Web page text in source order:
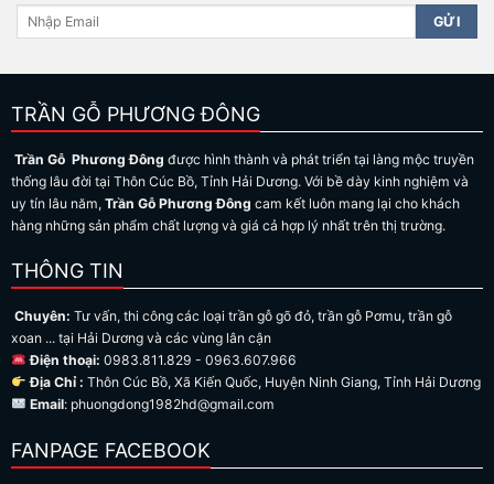
TRẦN GỖ PHƯƠNG ĐÔNG
Trần Gỗ Phương Đông được hình thành và phát triển tại làng mộc truyền
thống lâu đời tại Thôn Cúc Bồ, Tỉnh Hải Dương. Với bề dày kinh nghiệm và
uy tín lâu năm, Trần Gỗ Phương Đông cam kết luôn mang lại cho khách
hàng những sản phẩm chất lượng và giá cả hợp lý nhất trên thị trường.
THÔNG TIN
Chuyên: Tư vấn, thi công các loại trần gỗ gõ đỏ, trần gỗ Pơmu, trần gỗ
xoan ... tại Hải Dương và các vùng lân cận
Điện thoại: 0983.811.829 - 0963.607.966
Địa Chỉ : Thôn Cúc Bồ, Xã Kiến Quốc, Huyện Ninh Giang, Tỉnh Hải Dương
Email: phuongdong1982hd@gmail.com
FANPAGE FACEBOOK